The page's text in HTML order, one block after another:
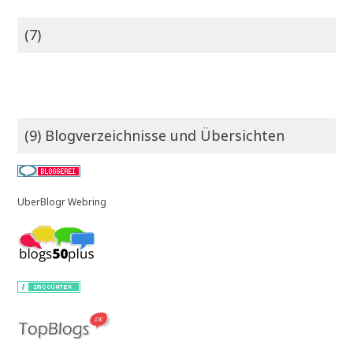
(7)
(9) Blogverzeichnisse und Übersichten
UberBlogr Webring